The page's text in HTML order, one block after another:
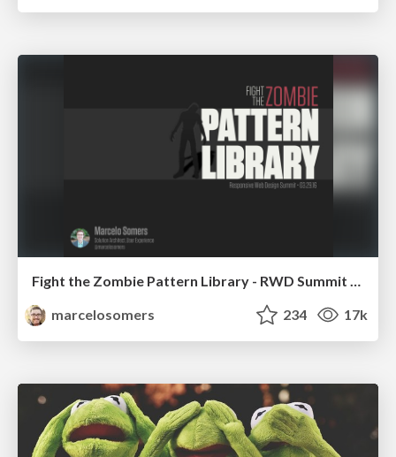
Fight the Zombie Pattern Library - RWD Summit 2016
marcelosomers
234 17k